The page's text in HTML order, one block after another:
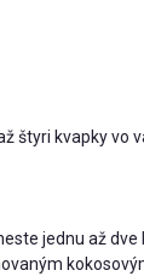
štyri kvapky vo
jednu až dve